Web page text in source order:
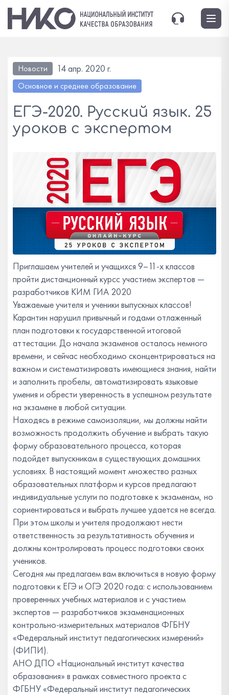
Новости 14 апр. 2020 г.
Основное и среднее образование
ЕГЭ-2020. Русский язык. 25
уроков с экспертом
Приглашаем учителей и учащихся 9–11-х классов
пройти дистанционный курсс участием экспертов ―
разработчиков КИМ ГИА 2020
Уважаемые учителя и ученики выпускных классов!
Карантин нарушил привычный и годами отлаженный
план подготовки к государственной итоговой
аттестации. До начала экзаменов осталось немного
времени, и сейчас необходимо сконцентрироваться на
важном и систематизировать имеющиеся знания, найти
и заполнить пробелы, автоматизировать языковые
умения и обрести уверенность в успешном результате
на экзамене в любой ситуации.
Находясь в режиме самоизоляции, мы должны найти
возможность продолжить обучение и выбрать такую
форму образовательного процесса, которая
подойдет выпускникам в существующих домашних
условиях. В настоящий момент множество разных
образовательных платформ и курсов предлагают
индивидуальные услуги по подготовке к экзаменам, но
сориентироваться и выбрать лучшее удается не всегда.
При этом школы и учителя продолжают нести
ответственность за результативность обучения и
должны контролировать процесс подготовки своих
учеников.
Сегодня мы предлагаем вам включиться в новую форму
подготовки к ЕГЭ и ОГЭ 2020 года: с использованием
проверенных учебных материалов и с участием
экспертов ― разработчиков экзаменационных
контрольно-измерительных материалов ФГБНУ
«Федеральный институт педагогических измерений»
(ФИПИ).
АНО ДПО «Национальный институт качества
образования» в рамках совместного проекта с
ФГБНУ «Федеральный институт педагогических